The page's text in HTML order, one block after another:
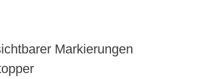
Markierungen